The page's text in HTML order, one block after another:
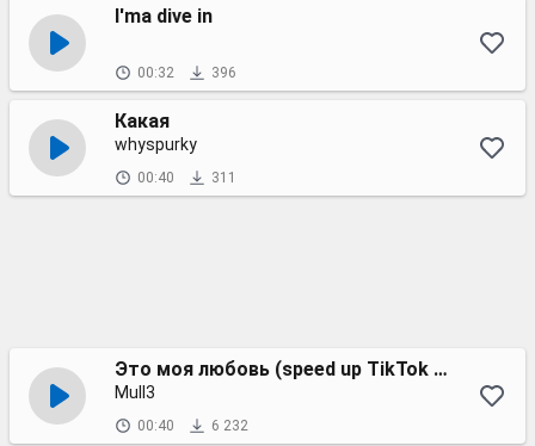
I'ma dive in
00:32 396
Какая
whyspurky
00:40 311
Это моя любовь (speed up TikTok remix)
Mull3
00:40 6 232